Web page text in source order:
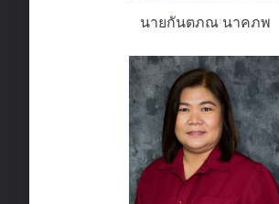
นายกันตภณ นาคภพ